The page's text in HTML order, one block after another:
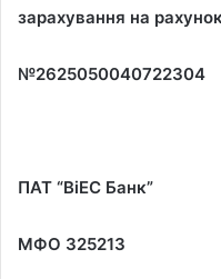
зарахування на
№2625050040722304
ПАТ “ВіЕС Банк”
МФО 325213